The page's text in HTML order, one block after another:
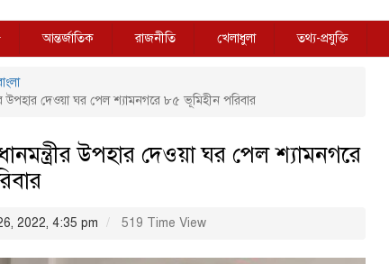
আন্তর্জাতিক রাজনীতি খেলাধুলা তথ্য-প্রযুক্তি
উপহার দেওয়া ঘর পেল শ্যামনগরে ৮৫ ভূমিহীন পরিবার
উপহার দেওয়া ঘর পেল শ্যামনগরে
2022, 4:35 pm 519 Time View